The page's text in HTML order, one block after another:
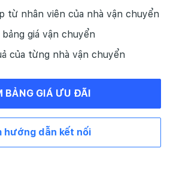
từ nhân viên của nhà vận chuyển
giá vận chuyển
của từng nhà vận chuyển
BẢNG GIÁ ƯU ĐÃI
hướng dẫn kết nối